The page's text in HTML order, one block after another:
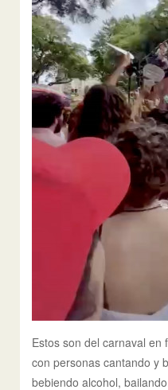
Estos son del carnaval
con personas cantando y
bebiendo alcohol,